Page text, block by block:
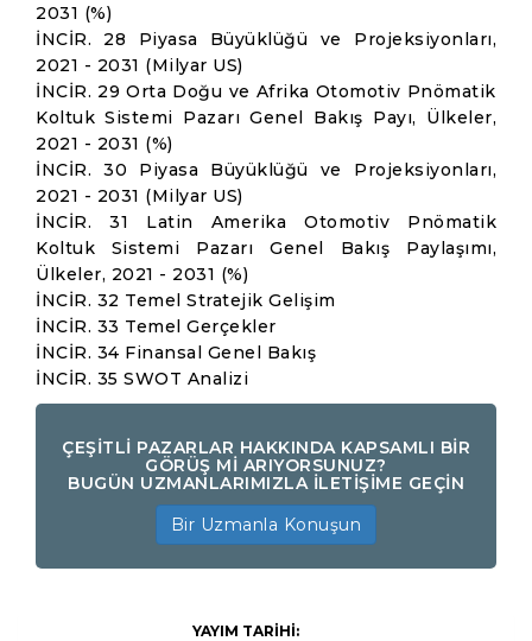
2031 (%)
İNCİR. 28 Piyasa Büyüklüğü ve Projeksiyonları,
2021 - 2031 (Milyar US)
İNCİR. 29 Orta Doğu ve Afrika Otomotiv Pnömatik
Koltuk Sistemi Pazarı Genel Bakış Payı, Ülkeler,
2021 - 2031 (%)
İNCİR. 30 Piyasa Büyüklüğü ve Projeksiyonları,
2021 - 2031 (Milyar US)
İNCİR. 31 Latin Amerika Otomotiv Pnömatik
Koltuk Sistemi Pazarı Genel Bakış Paylaşımı,
Ülkeler, 2021 - 2031 (%)
İNCİR. 32 Temel Stratejik Gelişim
İNCİR. 33 Temel Gerçekler
İNCİR. 34 Finansal Genel Bakış
İNCİR. 35 SWOT Analizi
ÇEŞİTLİ PAZARLAR HAKKINDA KAPSAMLI BİR
GÖRÜŞ Mİ ARIYORSUNUZ?
BUGÜN UZMANLARIMIZLA İLETİŞİME GEÇİN
Bir Uzmanla Konuşun
YAYIM TARİHİ: